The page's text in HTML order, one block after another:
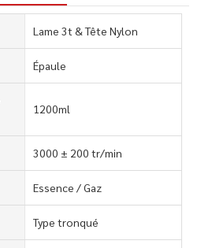
Lame 3t & Tête Nylon
Épaule
1200ml
3000 ± 200 tr/min
Essence / Gaz
Type tronqué